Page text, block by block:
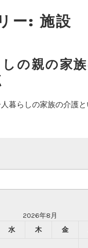
ー: 施設
の親の家
暮らしの家族の介護
2026年8月
水 木 金